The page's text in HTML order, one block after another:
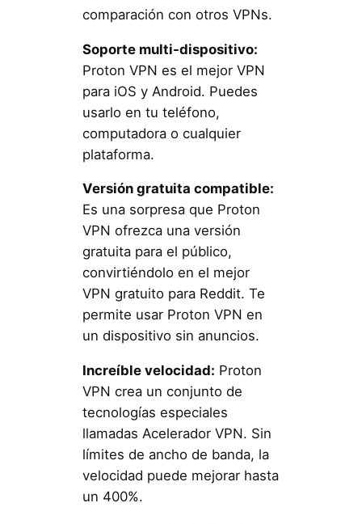
comparación con otros VPNs.
Soporte multi-dispositivo:
Proton VPN es el mejor VPN
para iOS y Android. Puedes
usarlo en tu teléfono,
computadora o cualquier
plataforma.
Versión gratuita compatible:
Es una sorpresa que Proton
VPN ofrezca una versión
gratuita para el público,
convirtiéndolo en el mejor
VPN gratuito para Reddit. Te
permite usar Proton VPN en
un dispositivo sin anuncios.
Increíble velocidad: Proton
VPN crea un conjunto de
tecnologías especiales
llamadas Acelerador VPN. Sin
límites de ancho de banda, la
velocidad puede mejorar hasta
un 400%.